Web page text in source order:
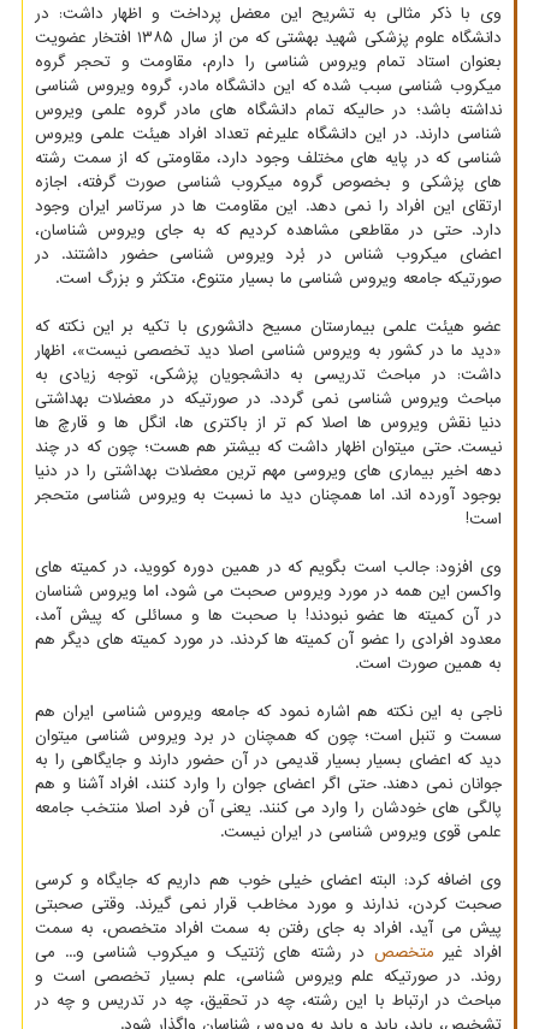
وی با ذکر مثالی به تشریح این معضل پرداخت و اظهار داشت: در
دانشگاه علوم پزشکی شهید بهشتی که من از سال ۱۳۸۵ افتخار عضویت
بعنوان استاد تمام ویروس شناسی را دارم، مقاومت و تحجر گروه
میکروب شناسی سبب شده که این دانشگاه مادر، گروه ویروس شناسی
نداشته باشد؛ در حالیکه تمام دانشگاه های مادر گروه علمی ویروس
شناسی دارند. در این دانشگاه علیرغم تعداد افراد هیئت علمی ویروس
شناسی که در پایه های مختلف وجود دارد، مقاومتی که از سمت رشته
های پزشکی و بخصوص گروه میکروب شناسی صورت گرفته، اجازه
ارتقای این افراد را نمی دهد. این مقاومت ها در سرتاسر ایران وجود
دارد. حتی در مقاطعی مشاهده کردیم که به جای ویروس شناسان،
اعضای میکروب شناس در بُرد ویروس شناسی حضور داشتند. در
صورتیکه جامعه ویروس شناسی ما بسیار متنوع، متکثر و بزرگ است.
عضو هیئت علمی بیمارستان مسیح دانشوری با تکیه بر این نکته که
«دید ما در کشور به ویروس شناسی اصلا دید تخصصی نیست»، اظهار
داشت: در مباحث تدریسی به دانشجویان پزشکی، توجه زیادی به
مباحث ویروس شناسی نمی گردد. در صورتیکه در معضلات بهداشتی
دنیا نقش ویروس ها اصلا کم تر از باکتری ها، انگل ها و قارچ ها
نیست. حتی میتوان اظهار داشت که بیشتر هم هست؛ چون که در چند
دهه اخیر بیماری های ویروسی مهم ترین معضلات بهداشتی را در دنیا
بوجود آورده اند. اما همچنان دید ما نسبت به ویروس شناسی متحجر
است!
وی افزود: جالب است بگویم که در همین دوره کووید، در کمیته های
واکسن این همه در مورد ویروس صحبت می شود، اما ویروس شناسان
در آن کمیته ها عضو نبودند! با صحبت ها و مسائلی که پیش آمد،
معدود افرادی را عضو آن کمیته ها کردند. در مورد کمیته های دیگر هم
به همین صورت است.
ناجی به این نکته هم اشاره نمود که جامعه ویروس شناسی ایران هم
سست و تنبل است؛ چون که همچنان در برد ویروس شناسی میتوان
دید که اعضای بسیار بسیار قدیمی در آن حضور دارند و جایگاهی را به
جوانان نمی دهند. حتی اگر اعضای جوان را وارد کنند، افراد آشنا و هم
پالگی های خودشان را وارد می کنند. یعنی آن فرد اصلا منتخب جامعه
علمی قوی ویروس شناسی در ایران نیست.
وی اضافه کرد: البته اعضای خیلی خوب هم داریم که جایگاه و کرسی
صحبت کردن، ندارند و مورد مخاطب قرار نمی گیرند. وقتی صحبتی
پیش می آید، افراد به جای رفتن به سمت افراد متخصص، به سمت
افراد غیر متخصص در رشته های ژنتیک و میکروب شناسی و... می
روند. در صورتیکه علم ویروس شناسی، علم بسیار تخصصی است و
مباحث در ارتباط با این رشته، چه در تحقیق، چه در تدریس و چه در
تشخیص، باید، باید و باید به ویروس شناسان واگذار شود.